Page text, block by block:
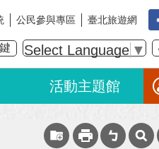
公民參與專區 臺北旅遊網
Select Language ▼
活動主題館